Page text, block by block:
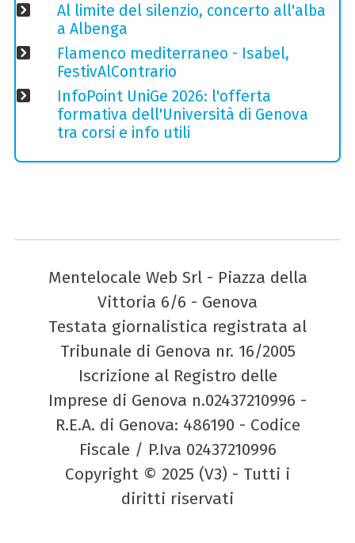
Al limite del silenzio, concerto all'alba
a Albenga
Flamenco mediterraneo - Isabel,
FestivAlContrario
InfoPoint UniGe 2026: l'offerta
formativa dell'Università di Genova
tra corsi e info utili
Mentelocale Web Srl - Piazza della
Vittoria 6/6 - Genova
Testata giornalistica registrata al
Tribunale di Genova nr. 16/2005
Iscrizione al Registro delle
Imprese di Genova n.02437210996 -
R.E.A. di Genova: 486190 - Codice
Fiscale / P.Iva 02437210996
Copyright © 2025 (V3) - Tutti i
diritti riservati